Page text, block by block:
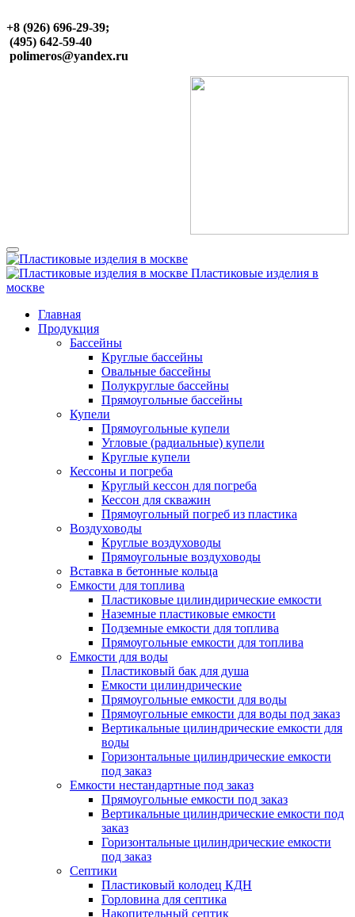
+8 (926) 696-29-39;
(495) 642-59-40
polimeros@yandex.ru
Пластиковые изделия в
москве
Главная
Продукция
Бассейны
Круглые бассейны
Овальные бассейны
Полукруглые бассейны
Прямоугольные бассейны
Купели
Прямоугольные купели
Угловые (радиальные) купели
Круглые купели
Кессоны и погреба
Круглый кессон для погреба
Кессон для скважин
Прямоугольный погреб из пластика
Воздуховоды
Круглые воздуховоды
Прямоугольные воздуховоды
Вставка в бетонные кольца
Емкости для топлива
Пластиковые цилиндирические емкости
Наземные пластиковые емкости
Подземные емкости для топлива
Прямоугольные емкости для топлива
Емкости для воды
Пластиковый бак для душа
Емкости цилиндрические
Прямоугольные емкости для воды
Прямоугольные емкости для воды под заказ
Вертикальные цилиндрические емкости для
воды
Горизонтальные цилиндрические емкости
под заказ
Емкости нестандартные под заказ
Прямоугольные емкости под заказ
Вертикальные цилиндрические емкости под
заказ
Горизонтальные цилиндрические емкости
под заказ
Септики
Пластиковый колодец КДН
Горловина для септика
Накопительный септик